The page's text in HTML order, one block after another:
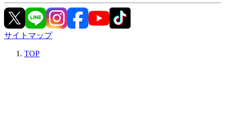
サイトマップ
TOP